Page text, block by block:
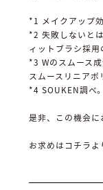
*1 メイクアップ
*2 失敗しないと
ィットブラシ採用
*3 Wのスムース
スムースリニアポ
*4 SOUKEN調べ
是非、この機会に
お求めはコチラよ